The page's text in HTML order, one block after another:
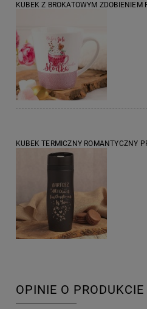
KUBEK Z BROKATOWYM ZDOBIENIEM
KUBEK TERMICZNY ROMANTYCZNY
OPINIE O